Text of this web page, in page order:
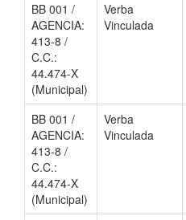
BB 001 /
AGENCIA:
413-8 /
C.C.:
44.474-X
(Municipal)
Verba
Vinculada
BB 001 /
AGENCIA:
413-8 /
C.C.:
44.474-X
(Municipal)
Verba
Vinculada